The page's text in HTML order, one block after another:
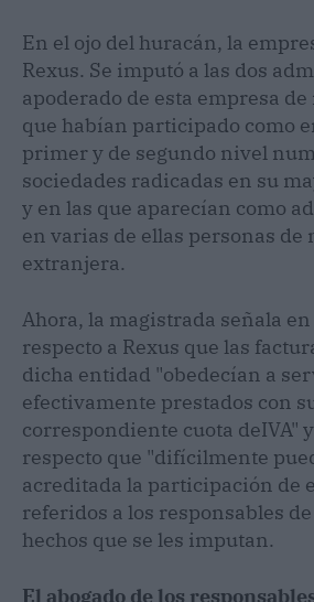
En el ojo del huracán, la
Rexus. Se imputó a las dos
apoderado de esta empresa
que habían participado como
primer y de segundo nivel
sociedades radicadas en su
y en las que aparecían como
en varias de ellas personas de
extranjera.
Ahora, la magistrada señala
respecto a Rexus que las
dicha entidad "obedecían a
efectivamente prestados con
correspondiente cuota deIVA"
respecto que "difícilmente
acreditada la participación de
referidos a los responsables
hechos que se les imputan.
El abogado de los